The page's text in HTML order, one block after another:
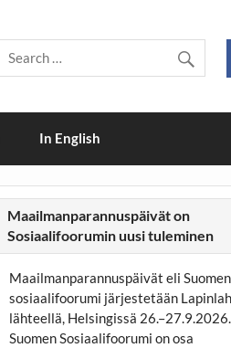
In English
Maailmanparannuspäivät on
Sosiaalifoorumin uusi tuleminen
Maailmanparannuspäivät eli Suomen
sosiaalifoorumi järjestetään
lähteellä, Helsingissä 26.–27.9.2026.
Suomen Sosiaalifoorumi on osa